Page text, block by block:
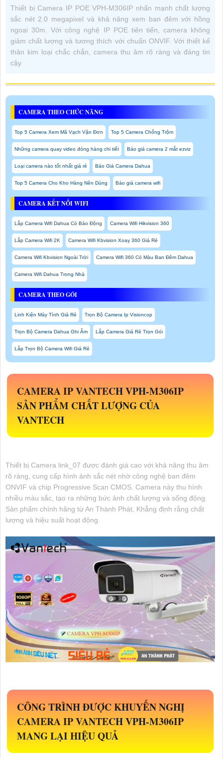
Thiết bị Camera IP POE VPH-M306IP nhấn mạnh chất lượng
sắc nét 2.0 megapixel và khả năng xem ban đêm với hồng
ngoại 30m. Với công nghệ IP POE tiên tiến, camera không
giảm chất lượng và tương thích với chuẩn ONVIF. Với thiết kế
thân kim loại chắc chắn, camera thu âm rõ ràng và đáng tin
cậy
CAMERA THEO CHỨC NĂNG
Top 5 Camera Xem Mã Vạch Vận Đơn Top 5 Camera Chống Trộm
Những camera quay video đóng hàng chi tiết Báo giá camera 2 mắt ezviz
Loại camera nào tốt nhất giá rẻ Báo Giá Camera Dahua
Top 5 Camera Cho Kho Hàng Nên Dùng Báo giá camera wifi
CAMERA KẾT NỐI WIFI
Lắp Camera Wifi Dahua Có Báo Động Camera Wifi Hikvision 360
Lắp Camera Wifi 2K Camera Wifi Kbvision Xoay 360 Giá Rẻ
Camera Wifi Kbvision Ngoài Trời Camera Wifi 360 Có Màu Ban Đêm Dahua
Camera Wifi Dahua Trong Nhà
CAMERA THEO GÓI
Linh Kiện Máy Tính Giá Rẻ Trọn Bộ Camera Ip Visioncop
Trọn Bộ Camera Dahua Ghi Âm Lắp Camera Giá Rẻ Trọn Gói
Lắp Trọn Bộ Camera Wifi Giá Rẻ
CAMERA IP VANTECHVPH-M306IP
SẢN PHẨM CHẤT LƯỢNG CỦA
VANTECH
Thiết bị Camera link_07 được đánh giá cao với khả năng thu âm
rõ ràng, cung cấp hình ảnh sắc nét nhờ công nghệ ban đêm
ONVIF và chip Progressive Scan CMOS. Camera này thu hình
nhiều màu sắc, tạo ra những bức ảnh chất lượng và sống động.
Sản phẩm chính hãng từ An Thành Phát, Khẳng định rằng chất
lượng và hiệu suất hoạt động.
CÔNG TRÌNH ĐƯỢC KHUYẾN NGHỊ
CAMERA IP VANTECHVPH-M306IP
MANG LẠI HIỆU QUẢ